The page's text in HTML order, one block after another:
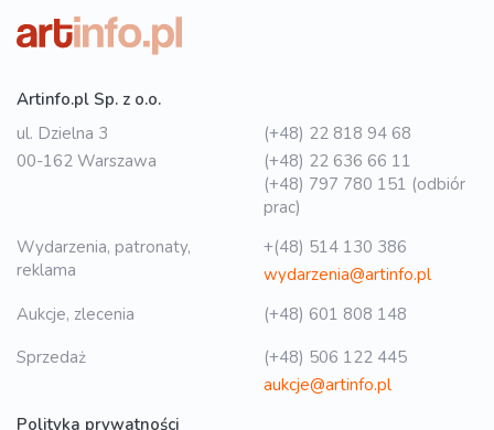
Artinfo.pl Sp. z o.o.
ul. Dzielna 3
00-162 Warszawa
(+48) 22 818 94 68
(+48) 22 636 66 11
(+48) 797 780 151 (odbiór
prac)
Wydarzenia, patronaty,
reklama
+(48) 514 130 386
wydarzenia@artinfo.pl
Aukcje, zlecenia
(+48) 601 808 148
Sprzedaż
(+48) 506 122 445
aukcje@artinfo.pl
Polityka prywatności